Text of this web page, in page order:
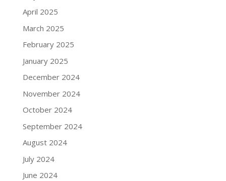
April 2025
March 2025
February 2025
January 2025
December 2024
November 2024
October 2024
September 2024
August 2024
July 2024
June 2024